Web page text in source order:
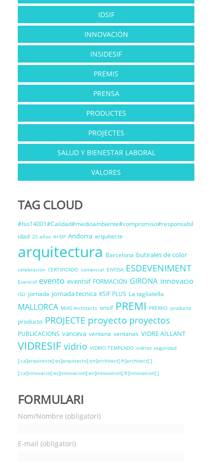
IDSIF
INNOVACIÓN
INSIDESIF
PREMIS
PRENSA
PRODUCTES
PROJECTES
SALUD Y BIENESTAR LABORAL
VALORES
TAG CLOUD
#Iso14001#Calidad#medioambiente#compromiso#responsabil
idad 25 años A+SIF Andorra arquitecte
arquitectura Barcelona butirales de color
celebracion CERTIFICADO comercial EIVISSA ESDEVENIMENT
Eventisf evento eventsif FORMACION GIRONA innovacio
ISO jornada jornada tecnica KSIF PLUS La tagliatella
MALLORCA MIAS Architects onsif PREMI PREMIO producte
producto PROJECTE proyecto proyectos
PUBLICACIONS vanceva ventana ventanas VIDRE AÏLLANT
VIDRESIF vidrio VIDRIO TEMPLADO vidrios seguridad
[:ca]arquitecte[:es]arquitecto[:en]architect[:fr]architect[:]
[:ca]innovacio[:es]innovacion[:en]innovation[:fr]innovation[:]
FORMULARI
Nom/Nombre (obligatori)
E-mail (obligatori)